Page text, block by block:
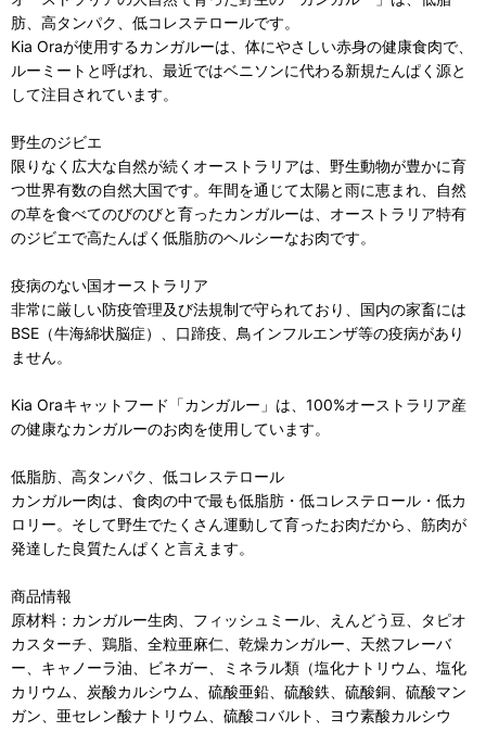
肪、高タンパク、低コレステロールです。
Kia Oraが使用するカンガルーは、体にやさしい赤身の健康食肉で、
ルーミートと呼ばれ、最近ではベニソンに代わる新規たんぱく源と
して注目されています。
野生のジビエ
限りなく広大な自然が続くオーストラリアは、野生動物が豊かに育
つ世界有数の自然大国です。年間を通じて太陽と雨に恵まれ、自然
の草を食べてのびのびと育ったカンガルーは、オーストラリア特有
のジビエで高たんぱく低脂肪のヘルシーなお肉です。
疫病のない国オーストラリア
非常に厳しい防疫管理及び法規制で守られており、国内の家畜には
BSE（牛海綿状脳症）、口蹄疫、鳥インフルエンザ等の疫病があり
ません。
Kia Oraキャットフード「カンガルー」は、100%オーストラリア産
の健康なカンガルーのお肉を使用しています。
低脂肪、高タンパク、低コレステロール
カンガルー肉は、食肉の中で最も低脂肪・低コレステロール・低カ
ロリー。そして野生でたくさん運動して育ったお肉だから、筋肉が
発達した良質たんぱくと言えます。
商品情報
原材料：カンガルー生肉、フィッシュミール、えんどう豆、タピオ
カスターチ、鶏脂、全粒亜麻仁、乾燥カンガルー、天然フレーバ
ー、キャノーラ油、ビネガー、ミネラル類（塩化ナトリウム、塩化
カリウム、炭酸カルシウム、硫酸亜鉛、硫酸鉄、硫酸銅、硫酸マン
ガン、亜セレン酸ナトリウム、硫酸コバルト、ヨウ素酸カルシウ